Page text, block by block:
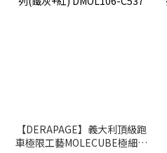
【DERAPAGE】義大利頂級跑
車極限工藝MOLECUBE極細緻